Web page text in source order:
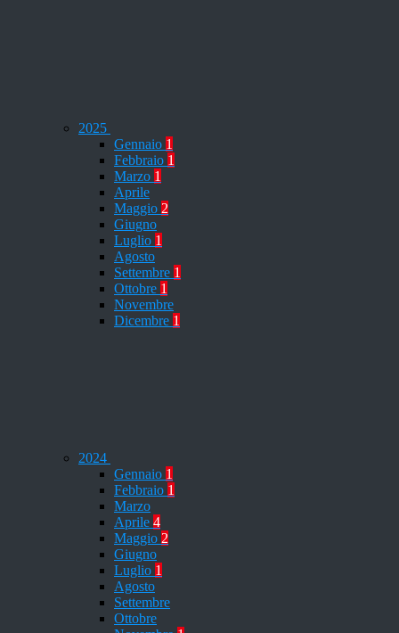
2025
Gennaio 1
Febbraio 1
Marzo 1
Aprile
Maggio 2
Giugno
Luglio 1
Agosto
Settembre 1
Ottobre 1
Novembre
Dicembre 1
2024
Gennaio 1
Febbraio 1
Marzo
Aprile 4
Maggio 2
Giugno
Luglio 1
Agosto
Settembre
Ottobre